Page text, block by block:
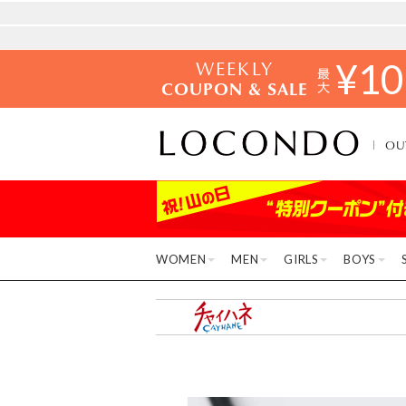
WEEKLY
COUPON & SALE ¥
WOMEN MEN GIRLS BOYS